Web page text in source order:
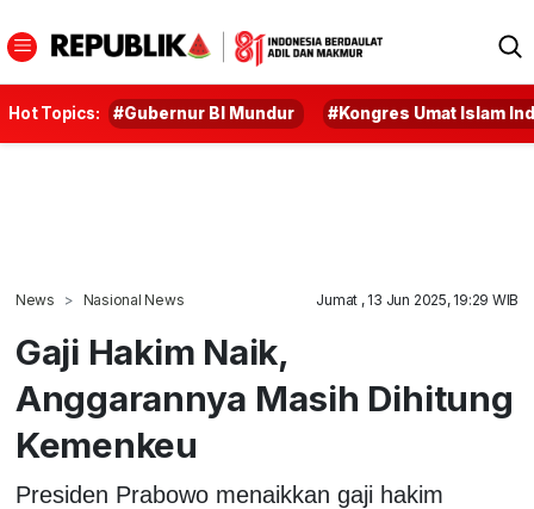
Hot Topics: #Gubernur BI Mundur #Kongres Umat Islam
News Nasional News Jumat , 13 Jun 2025, 19:29 WIB
Gaji Hakim Naik,
Anggarannya Masih Dihitung
Kemenkeu
Presiden Prabowo menaikkan gaji hakim